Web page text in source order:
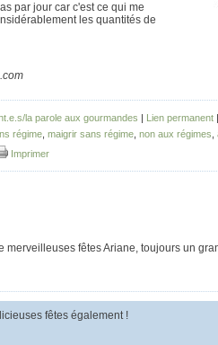
par jour car c'est ce qui me
les quantités de
la parole aux gourmandes | Lien permanent |
régime maigrir sans régime non aux régimes
Imprimer
merveilleuses fêtes Ariane, toujours un
fêtes également !